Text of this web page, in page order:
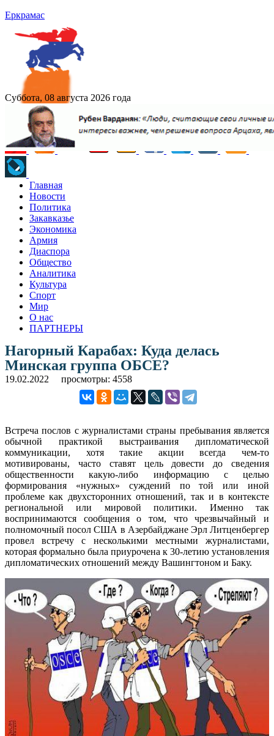
Еркрамас
Суббота, 08 августа 2026 года
Главная
Новости
Политика
Закавказье
Экономика
Армия
Диаспора
Общество
Аналитика
Культура
Спорт
Мир
О нас
ПАРТНЕРЫ
Нагорный Карабах: Куда делась
Минская группа ОБСЕ?
19.02.2022 просмотры: 4558
Встреча послов с журналистами страны пребывания является
обычной практикой выстраивания дипломатической
коммуникации, хотя такие акции всегда чем-то
мотивированы, часто ставят цель довести до сведения
общественности какую-либо информацию с целью
формирования «нужных» суждений по той или иной
проблеме как двухсторонних отношений, так и в контексте
региональной или мировой политики. Именно так
воспринимаются сообщения о том, что чрезвычайный и
полномочный посол США в Азербайджане Эрл Литценбергер
провел встречу с несколькими местными журналистами,
которая формально была приурочена к 30-летию установления
дипломатических отношений между Вашингтоном и Баку.